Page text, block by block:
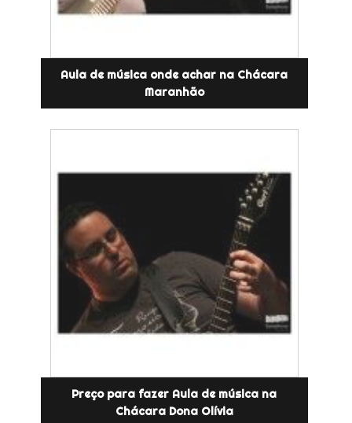
Aula de música onde achar na Chácara
Maranhão
Preço para fazer Aula de música na
Chácara Dona Olívia